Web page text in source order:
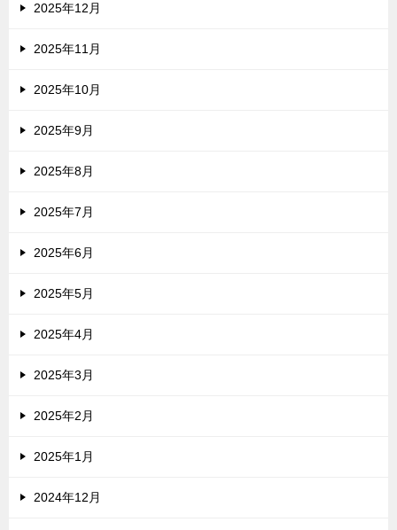
2025年12月
2025年11月
2025年10月
2025年9月
2025年8月
2025年7月
2025年6月
2025年5月
2025年4月
2025年3月
2025年2月
2025年1月
2024年12月